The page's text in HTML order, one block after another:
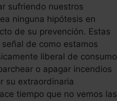
sufriendo nuestros
ninguna hipótesis en
de su prevención. Estas
de como estamos
liberal de consumo
o apagar incendios
su extraordinaria
tiempo que no vemos las